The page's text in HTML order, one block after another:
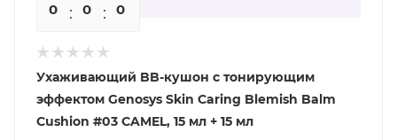
0 0 0
Ухаживающий BB-кушон с тонирующим
эффектом Genosys Skin Сaring Blemish Balm
Cushion #03 CAMEL, 15 мл + 15 мл